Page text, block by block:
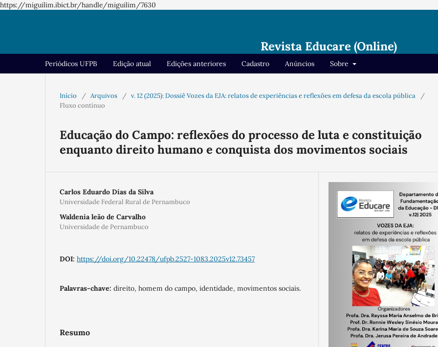
https://miguilim.ibict.br/handle/miguilim/7630
Revista Educare (Online)
Periódicos UFPB Edição atual Edições anteriores Cadastro Anúncios Sobre
Início / Arquivos / v. 12 (2025): Dossiê Vozes da EJA: relatos de experiências e reflexões em defesa da escola pública
/
Fluxo contínuo
Educação do Campo: reflexões do processo de luta e constituição
enquanto direito humano e conquista dos movimentos sociais
Carlos Eduardo Dias da Silva
Universidade Federal Rural de Pernambuco
Waldenia leão de Carvalho
Universidade de Pernambuco
DOI: https://doi.org/10.22478/ufpb.2527-1083.2025v12.73457
Palavras-chave: direito, homem do campo, identidade, movimentos sociais.
Resumo